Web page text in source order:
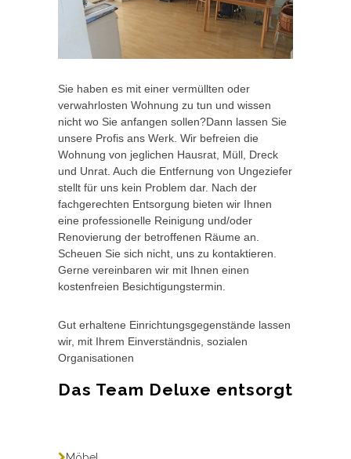
Sie haben es mit einer vermüllten oder
verwahrlosten Wohnung zu tun und wissen
nicht wo Sie anfangen sollen?Dann lassen Sie
unsere Profis ans Werk. Wir befreien die
Wohnung von jeglichen Hausrat, Müll, Dreck
und Unrat. Auch die Entfernung von Ungeziefer
stellt für uns kein Problem dar. Nach der
fachgerechten Entsorgung bieten wir Ihnen
eine professionelle Reinigung und/oder
Renovierung der betroffenen Räume an.
Scheuen Sie sich nicht, uns zu kontaktieren.
Gerne vereinbaren wir mit Ihnen einen
kostenfreien Besichtigungstermin.
Gut erhaltene Einrichtungsgegenstände lassen
wir, mit Ihrem Einverständnis, sozialen
Organisationen
Das Team Deluxe entsorgt